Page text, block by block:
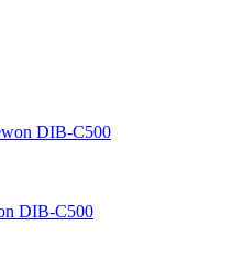
DIB-C500